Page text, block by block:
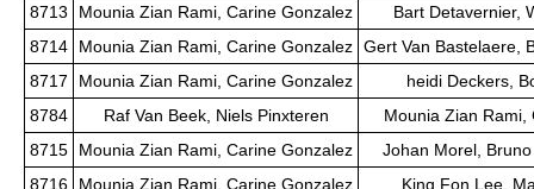
8713
Mounia Zian Rami, Carine Gonzalez
Bart Detavernier,
8714
Mounia Zian Rami, Carine Gonzalez Gert Van Bastelaere,
8717
Mounia Zian Rami, Carine Gonzalez
heidi Deckers,
8784
Raf Van Beek, Niels Pinxteren
Mounia Zian Rami,
8715
Mounia Zian Rami, Carine Gonzalez
Johan Morel,
8716
Mounia Zian Rami, Carine Gonzalez
King Fon Lee,